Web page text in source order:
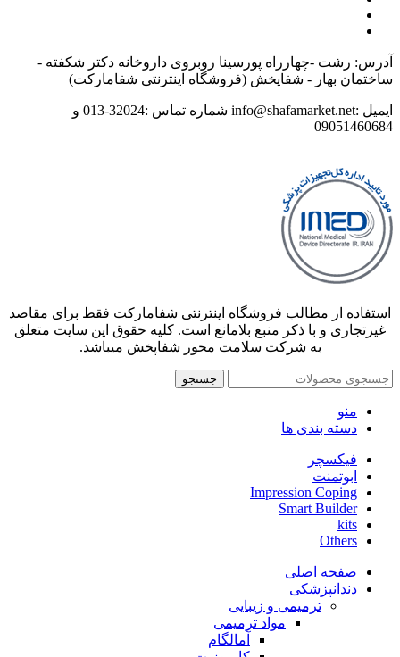
آدرس: رشت -چهارراه پورسینا روبروی داروخانه دکتر شکفته -
ساختمان بهار - شفاپخش (فروشگاه اینترنتی شفامارکت)
ایمیل :info@shafamarket.net شماره تماس :32024-013 و
09051460684
استفاده از مطالب فروشگاه اینترنتی شفامارکت فقط برای مقاصد
غیرتجاری و با ذکر منبع بلامانع است. کلیه حقوق این سایت متعلق
به شرکت سلامت محور شفاپخش میباشد.
جستجو
منو
دسته بندی ها
فیکسچر
ابوتمنت
Impression Coping
Smart Builder
kits
Others
صفحه اصلی
دندانپزشکی
ترمیمی و زیبایی
مواد ترمیمی
آمالگام